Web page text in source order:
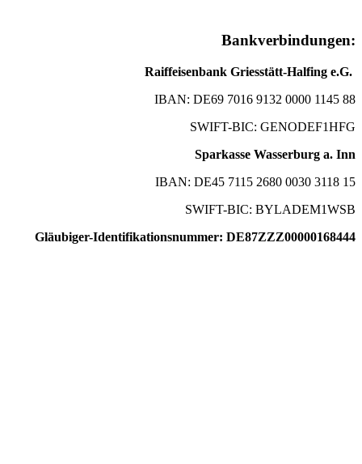
Bankverbindungen:
Raiffeisenbank Griesstätt-Halfing e.G.
IBAN: DE69 7016 9132 0000 1145 88
SWIFT-BIC: GENODEF1HFG
Sparkasse Wasserburg a. Inn
IBAN: DE45 7115 2680 0030 3118 15
SWIFT-BIC: BYLADEM1WSB
Gläubiger-Identifikationsnummer: DE87ZZZ00000168444